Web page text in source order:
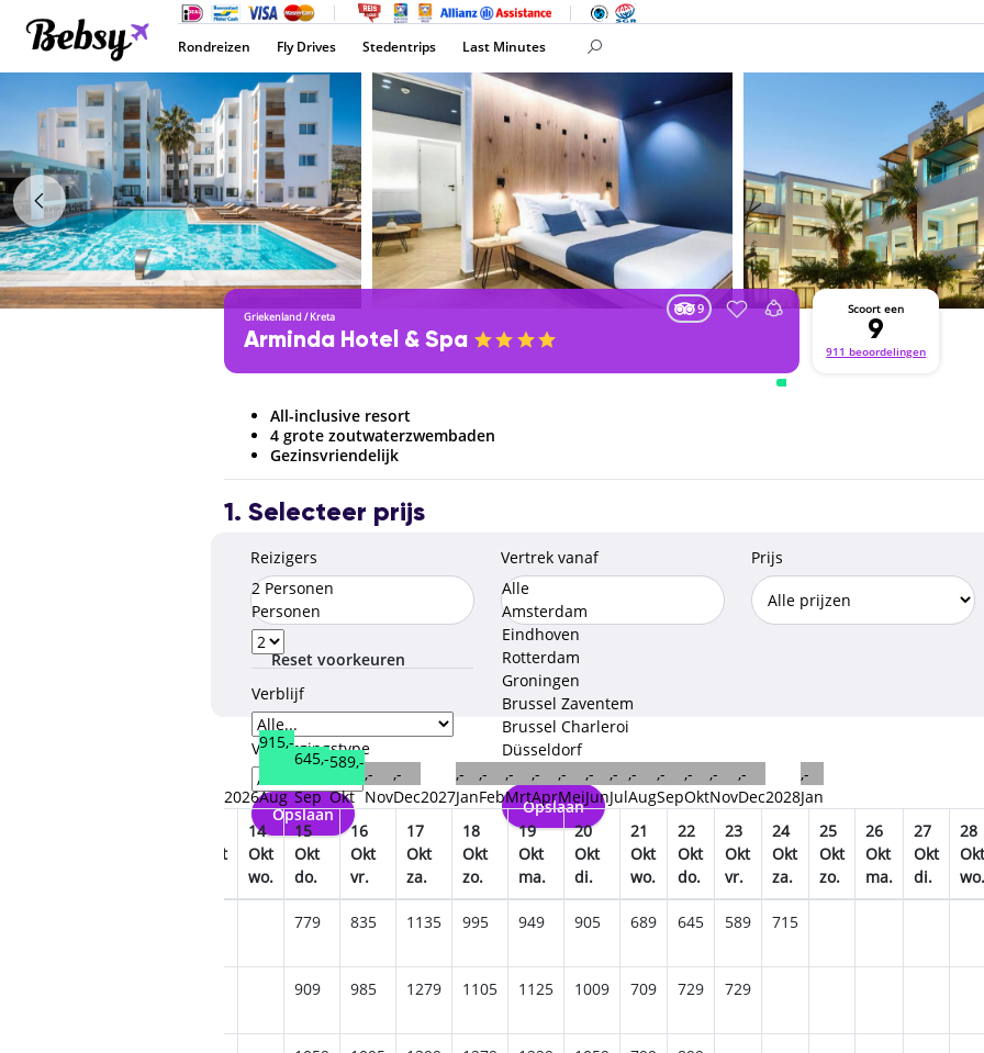
Rondreizen Fly Drives Stedentrips Last Minutes
Griekenland /Kreta
9
Arminda Hotel & Spa
Scoort een
9
911 beoordelingen
All-inclusive resort
4 grote zoutwaterzwembaden
Gezinsvriendelijk
1. Selecteer prijs
Reizigers
2 Personen
Personen
Verblijf
Verzorgingstype
Opslaan
Vertrek vanaf
Alle
Amsterdam
Eindhoven
Rotterdam
Groningen
Brussel Zaventem
Brussel Charleroi
Düsseldorf
Keulen Bonn
Opslaan
Prijs
Reset voorkeuren
2026
915,-
Aug
645,-
Sep
589,-
Okt
,-
Nov
,-
Dec2027
,-
Jan
,-
Feb
,-
Mrt
,-
Apr
,-
Mei
,-
Jun
,-
Jul
,-
Aug
,-
Sep
,-
Okt
,-
Nov
,-
Dec2028
,-
Jan
Okt
14
Okt
wo.
15
Okt
do.
16
Okt
vr.
17
Okt
za.
18
Okt
zo.
19
Okt
ma.
20
Okt
di.
21
Okt
wo.
22
Okt
do.
23
Okt
vr.
24
Okt
za.
25
Okt
zo.
26
Okt
ma.
27
Okt
di.
28
Okt
wo.
779 835 1135 995 949 905 689 645 589 715
909 985 1279 1105 1125 1009 709 729 729